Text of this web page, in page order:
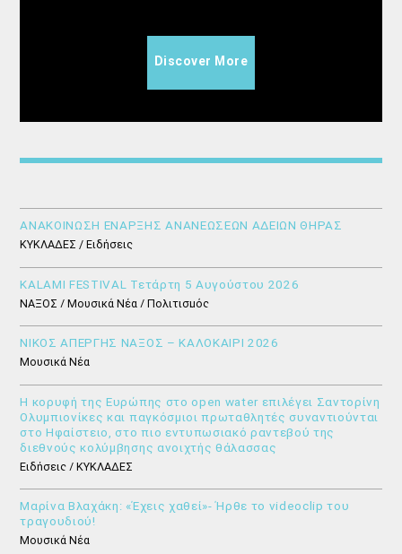
Discover More
ΑΝΑΚΟΙΝΩΣΗ ΕΝΑΡΞΗΣ ΑΝΑΝΕΩΣΕΩΝ ΑΔΕΙΩΝ ΘΗΡΑΣ
ΚΥΚΛΑΔΕΣ / Ειδήσεις
KALAMI FESTIVAL Τετάρτη 5 Αυγούστου 2026
ΝΑΞΟΣ / Μουσικά Νέα / Πολιτισμός
ΝΙΚΟΣ ΑΠΕΡΓΗΣ ΝΑΞΟΣ – ΚΑΛΟΚΑΙΡΙ 2026
Μουσικά Νέα
Η κορυφή της Ευρώπης στο open water επιλέγει Σαντορίνη
Ολυμπιονίκες και παγκόσμιοι πρωταθλητές συναντιούνται
στο Ηφαίστειο, στο πιο εντυπωσιακό ραντεβού της
διεθνούς κολύμβησης ανοιχτής θάλασσας
Ειδήσεις / ΚΥΚΛΑΔΕΣ
Μαρίνα Βλαχάκη: «Έχεις χαθεί»- Ήρθε το videoclip του
τραγουδιού!
Μουσικά Νέα